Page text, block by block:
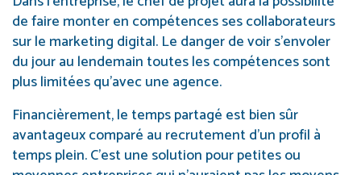
de faire monter en compétences ses collaborateurs
sur le marketing digital. Le danger de voir s’envoler
du jour au lendemain toutes les compétences sont
plus limitées qu’avec une agence.
Financièrement, le temps partagé est bien sûr
avantageux comparé au recrutement d’un profil à
temps plein. C’est une solution pour petites ou